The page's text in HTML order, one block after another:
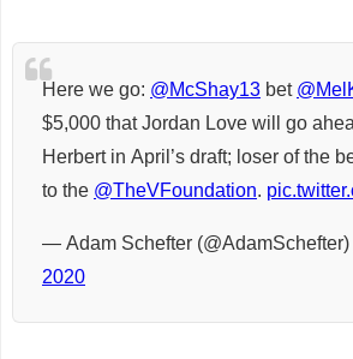
Here we go: @McShay13 bet
$5,000 that Jordan Love will go
Herbert in April’s draft; loser of the
to the @TheVFoundation
— Adam Schefter (@AdamSchefter)
2020